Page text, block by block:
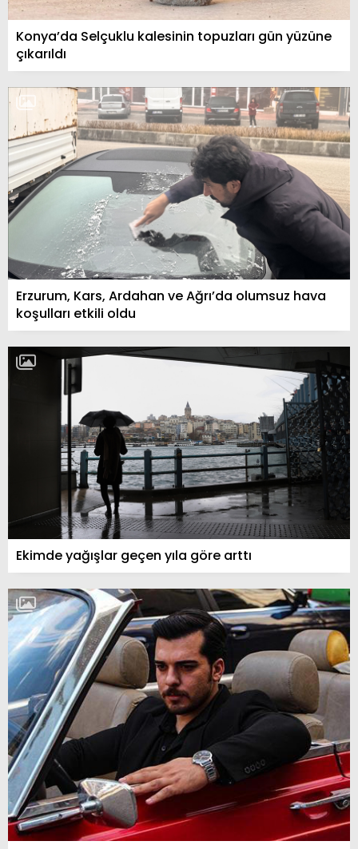
Konya’da Selçuklu kalesinin topuzları gün yüzüne
çıkarıldı
Erzurum, Kars, Ardahan ve Ağrı’da olumsuz hava
koşulları etkili oldu
Ekimde yağışlar geçen yıla göre arttı